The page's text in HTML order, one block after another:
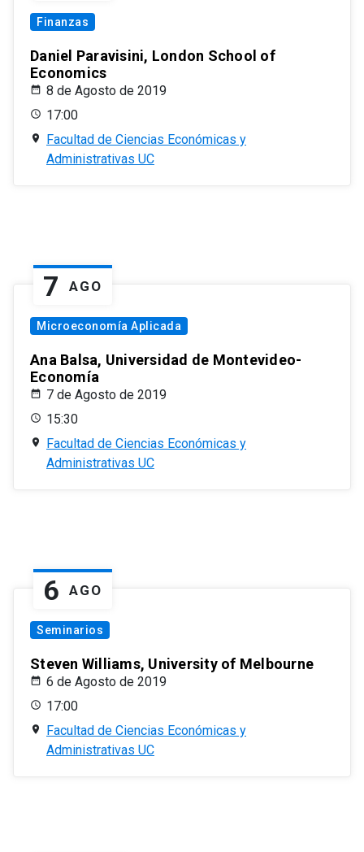
Finanzas
Daniel Paravisini, London School of
Economics
8 de Agosto de 2019
17:00
Facultad de Ciencias Económicas y
Administrativas UC
7 AGO
Microeconomía Aplicada
Ana Balsa, Universidad de Montevideo-
Economía
7 de Agosto de 2019
15:30
Facultad de Ciencias Económicas y
Administrativas UC
6 AGO
Seminarios
Steven Williams, University of Melbourne
6 de Agosto de 2019
17:00
Facultad de Ciencias Económicas y
Administrativas UC